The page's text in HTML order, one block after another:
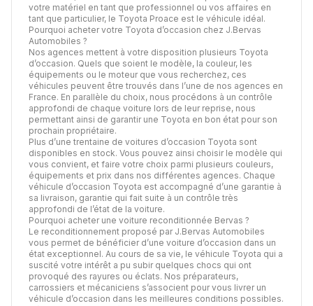
votre matériel en tant que professionnel ou vos affaires en
tant que particulier, le Toyota Proace est le véhicule idéal.
Pourquoi acheter votre Toyota d’occasion chez J.Bervas
Automobiles ?
Nos agences mettent à votre disposition plusieurs Toyota
d’occasion. Quels que soient le modèle, la couleur, les
équipements ou le moteur que vous recherchez, ces
véhicules peuvent être trouvés dans l’une de nos agences en
France. En parallèle du choix, nous procédons à un contrôle
approfondi de chaque voiture lors de leur reprise, nous
permettant ainsi de garantir une Toyota en bon état pour son
prochain propriétaire.
Plus d’une trentaine de voitures d’occasion Toyota sont
disponibles en stock. Vous pouvez ainsi choisir le modèle qui
vous convient, et faire votre choix parmi plusieurs couleurs,
équipements et prix dans nos différentes agences. Chaque
véhicule d’occasion Toyota est accompagné d’une garantie à
sa livraison, garantie qui fait suite à un contrôle très
approfondi de l’état de la voiture.
Pourquoi acheter une voiture reconditionnée Bervas ?
Le reconditionnement proposé par J.Bervas Automobiles
vous permet de bénéficier d’une voiture d’occasion dans un
état exceptionnel. Au cours de sa vie, le véhicule Toyota qui a
suscité votre intérêt a pu subir quelques chocs qui ont
provoqué des rayures ou éclats. Nos préparateurs,
carrossiers et mécaniciens s’associent pour vous livrer un
véhicule d’occasion dans les meilleures conditions possibles.